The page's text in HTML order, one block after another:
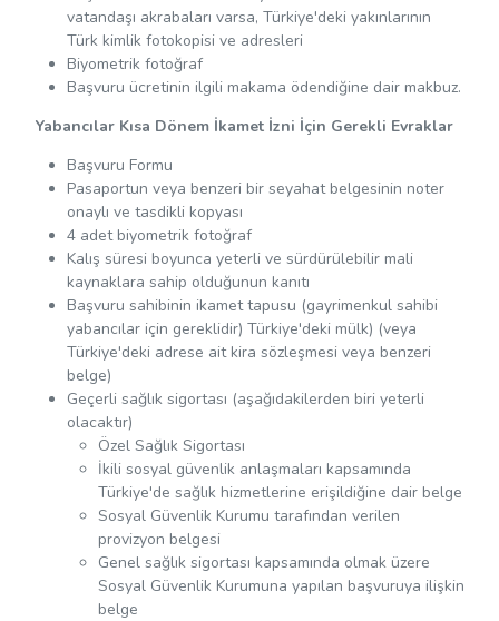
vatandaşı akrabaları varsa, Türkiye'deki yakınlarının
Türk kimlik fotokopisi ve adresleri
Biyometrik fotoğraf
Başvuru ücretinin ilgili makama ödendiğine dair makbuz.
Yabancılar Kısa Dönem İkamet İzni İçin Gerekli Evraklar
Başvuru Formu
Pasaportun veya benzeri bir seyahat belgesinin noter
onaylı ve tasdikli kopyası
4 adet biyometrik fotoğraf
Kalış süresi boyunca yeterli ve sürdürülebilir mali
kaynaklara sahip olduğunun kanıtı
Başvuru sahibinin ikamet tapusu (gayrimenkul sahibi
yabancılar için gereklidir) Türkiye'deki mülk) (veya
Türkiye'deki adrese ait kira sözleşmesi veya benzeri
belge)
Geçerli sağlık sigortası (aşağıdakilerden biri yeterli
olacaktır)
Özel Sağlık Sigortası
İkili sosyal güvenlik anlaşmaları kapsamında
Türkiye'de sağlık hizmetlerine erişildiğine dair belge
Sosyal Güvenlik Kurumu tarafından verilen
provizyon belgesi
Genel sağlık sigortası kapsamında olmak üzere
Sosyal Güvenlik Kurumuna yapılan başvuruya ilişkin
belge